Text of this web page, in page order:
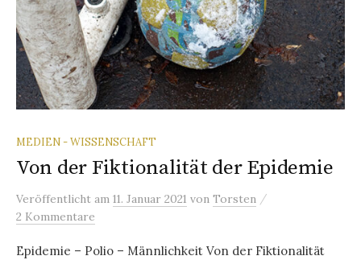
MEDIEN - WISSENSCHAFT
Von der Fiktionalität der Epidemie
Veröffentlicht am 11. Januar 2021 von Torsten /
2 Kommentare
Epidemie – Polio – Männlichkeit Von der Fiktionalität